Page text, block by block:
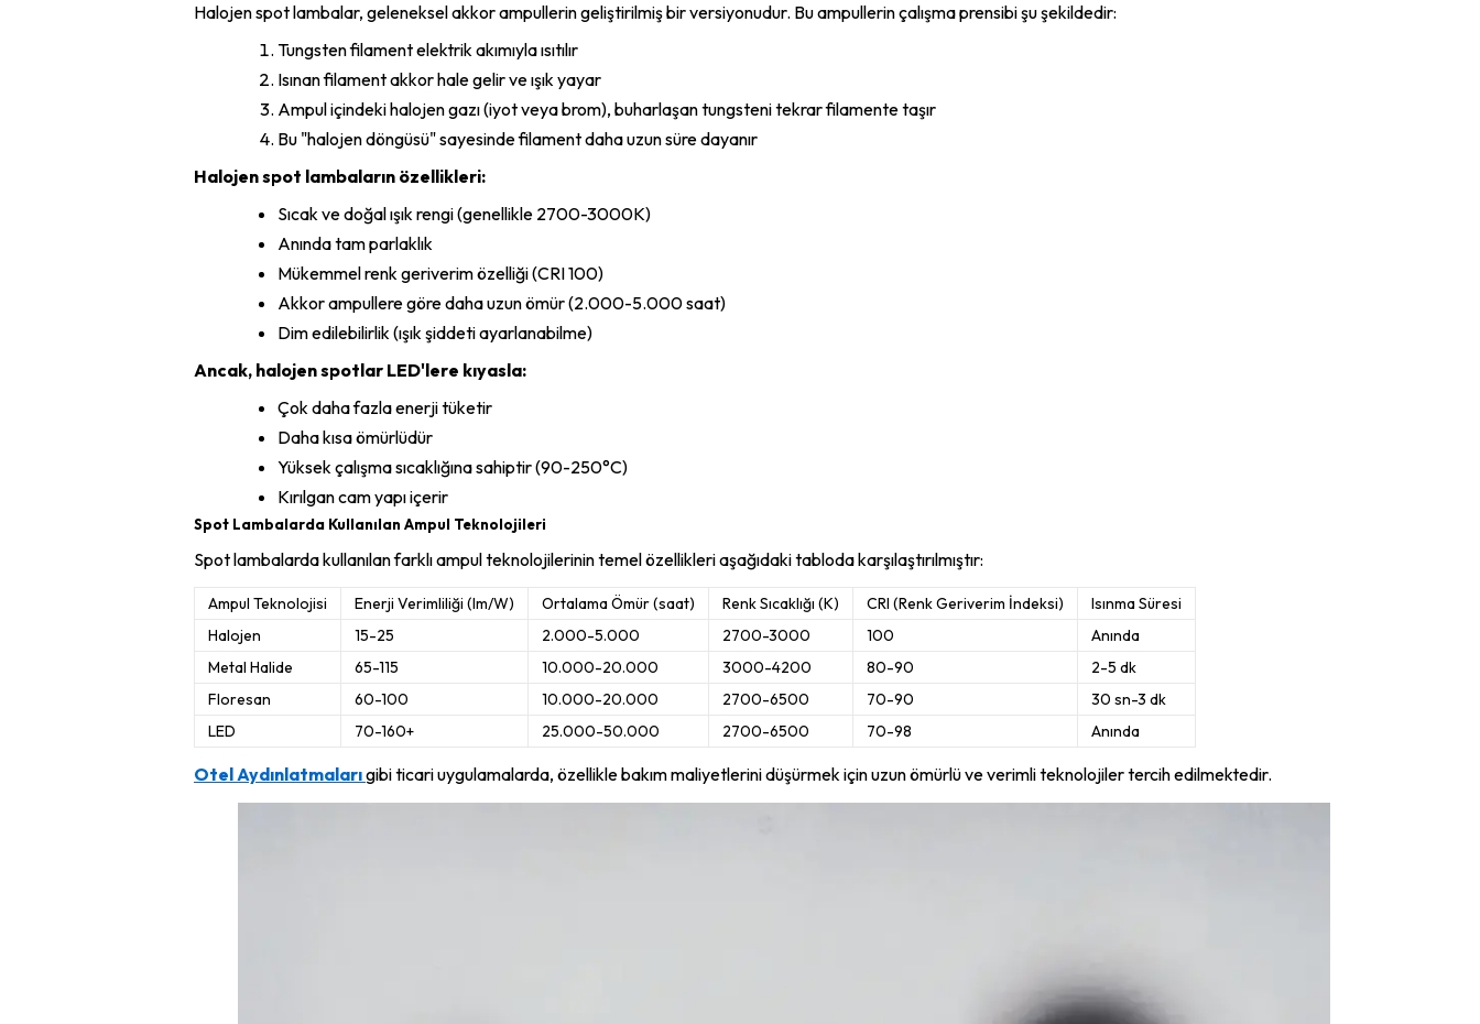
Halojen spot lambalar, geleneksel akkor ampullerin geliştirilmiş bir versiyonudur. Bu ampullerin çalışma prensibi şu şekildedir:
Tungsten filament elektrik akımıyla ısıtılır
Isınan filament akkor hale gelir ve ışık yayar
Ampul içindeki halojen gazı (iyot veya brom), buharlaşan tungsteni tekrar filamente taşır
Bu "halojen döngüsü" sayesinde filament daha uzun süre dayanır
Halojen spot lambaların özellikleri:
Sıcak ve doğal ışık rengi (genellikle 2700-3000K)
Anında tam parlaklık
Mükemmel renk geriverim özelliği (CRI 100)
Akkor ampullere göre daha uzun ömür (2.000-5.000 saat)
Dim edilebilirlik (ışık şiddeti ayarlanabilme)
Ancak, halojen spotlar LED'lere kıyasla:
Çok daha fazla enerji tüketir
Daha kısa ömürlüdür
Yüksek çalışma sıcaklığına sahiptir (90-250°C)
Kırılgan cam yapı içerir
Spot Lambalarda Kullanılan Ampul Teknolojileri
Spot lambalarda kullanılan farklı ampul teknolojilerinin temel özellikleri aşağıdaki tabloda karşılaştırılmıştır:
Ampul Teknolojisi Enerji Verimliliği (lm/W) Ortalama Ömür (saat) Renk Sıcaklığı (K) CRI (Renk Geriverim İndeksi)
Isınma Süresi
Halojen
15-25 2.000-5.000 2700-3000 100
Anında
Metal Halide
65-115 10.000-20.000 3000-4200 80-90
2-5 dk
Floresan
60-100 10.000-20.000 2700-6500 70-90
30 sn-3 dk
LED
70-160+ 25.000-50.000 2700-6500 70-98 Anında
Otel Aydınlatmalarıgibi ticari uygulamalarda, özellikle bakım maliyetlerini düşürmek için uzun ömürlü ve verimli teknolojiler tercih edilmektedir.